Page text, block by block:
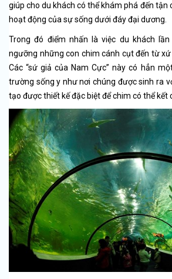
giúp cho du khách có thể khám phá đến tận
hoạt động của sự sống dưới đáy đại dương.
Trong đó điểm nhấn là việc du khách
ngưỡng những con chim cánh cụt đến từ xứ
Các “sứ giả của Nam Cực” này có hẳn
trường sống y như nơi chúng được sinh ra
tạo được thiết kế đặc biệt để chim có thể kết